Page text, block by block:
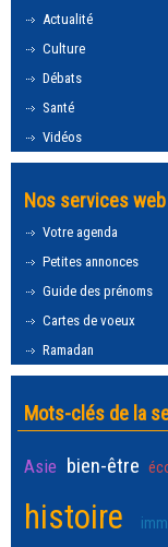
Actualité
Culture
Débats
Santé
Vidéos
Nos services web
Votre agenda
Petites annonces
Guide des prénoms
Cartes de voeux
Ramadan
Mots-clés de la
Asie bien-être
histoire